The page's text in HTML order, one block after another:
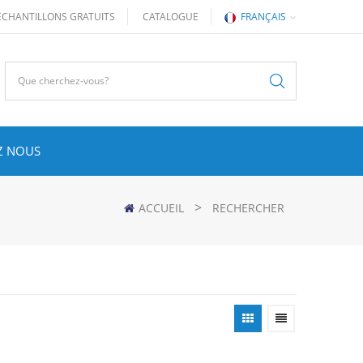
FRANÇAIS
GRATUITS CATALOGUE
NOUS
ACCUEIL > RECHERCHER